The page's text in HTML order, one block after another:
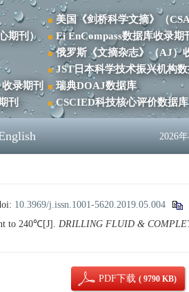
期刊）
录期刊
刊
美国《剑桥科学文摘》（
Ei EnCompass数据库收录期
俄罗斯《文摘杂志》（AJ）
JST日本科学技术振兴机构
瑞典DOAJ数据库
CSCIED科技核心评价数据库
2026
10.3969/j.issn.1001-5620.2019.05.004
to 240℃[J]. DRILLING FLUID &
PDF下载( 9790 KB)